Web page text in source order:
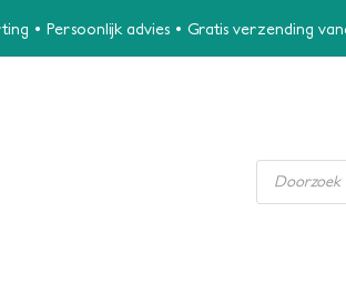
• Persoonlijk advies • Gratis verzending
Producten
zoeken